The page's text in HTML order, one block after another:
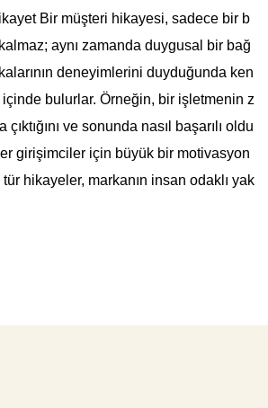
Bir müşteri hikayesi, sadece bir b
aynı zamanda duygusal bir bağ
deneyimlerini duyduğunda ken
bulurlar. Örneğin, bir işletmenin z
ve sonunda nasıl başarılı oldu
girişimciler için büyük bir motivasyon
hikayeler, markanın insan odaklı yak